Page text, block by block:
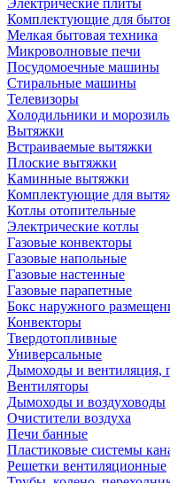
Электрические плиты
Комплектующие для
Мелкая бытовая техника
Микроволновые печи
Посудомоечные машины
Стиральные машины
Телевизоры
Холодильники и
Вытяжки
Встраиваемые вытяжки
Плоские вытяжки
Каминные вытяжки
Комплектующие для
Котлы отопительные
Электрические котлы
Газовые конвекторы
Газовые напольные
Газовые настенные
Газовые парапетные
Бокс наружного
Конвекторы
Твердотопливные
Универсальные
Дымоходы и вентиляция,
Вентиляторы
Дымоходы и воздуховоды
Очистители воздуха
Печи банные
Пластиковые системы
Решетки вентиляционные